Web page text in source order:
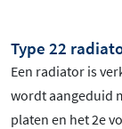
Type 22
Een radiator is
wordt aangeduid
platen en het 2e